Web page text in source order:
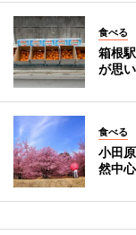
食べる
箱根
が思
食べる
小田
然中